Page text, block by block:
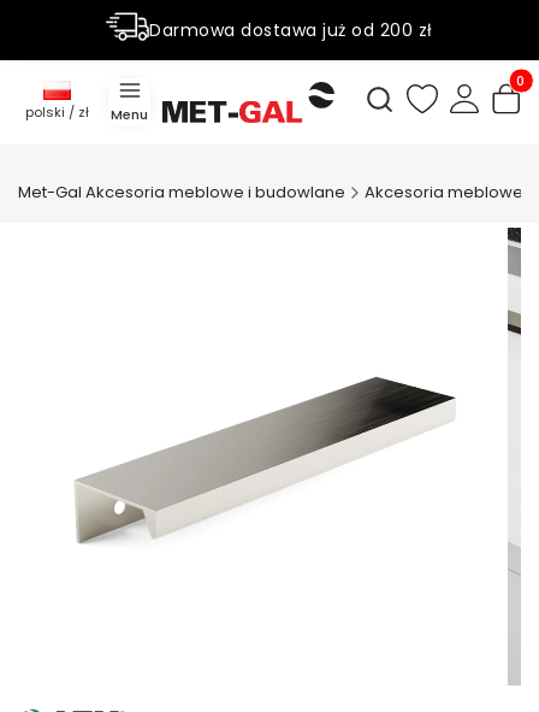
Darmowa dostawa już od 200 zł
Rabaty do 50% na wybrane produky
Menu
Otwórz
polski / zł
Met-Gal Akcesoria meblowe i budowlane Akcesoria meblowe